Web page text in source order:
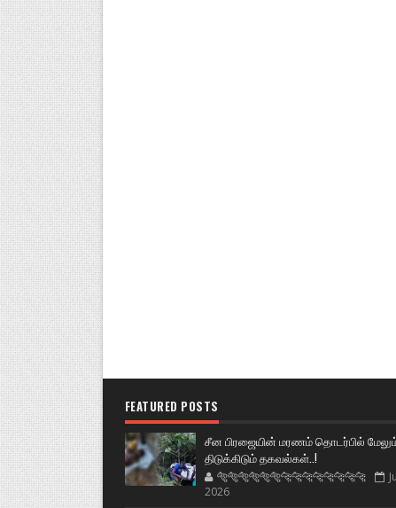
FEATURED POSTS
சீன பிரஜையின் மரணம் தொடர்பில்
திடுக்கிடும் தகவல்கள்..!
🐅🐅🐅🐅🐅🐅🐆🐆🐆🐆🐆🐆🐆🐆
2026